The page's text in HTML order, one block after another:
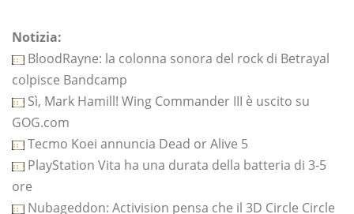
Notizia:
BloodRayne: la colonna sonora del rock di Betrayal
colpisce Bandcamp
Sì, Mark Hamill! Wing Commander III è uscito su
GOG.com
Tecmo Koei annuncia Dead or Alive 5
PlayStation Vita ha una durata della batteria di 3-5
ore
Nubageddon: Activision pensa che il 3D Circle Circle